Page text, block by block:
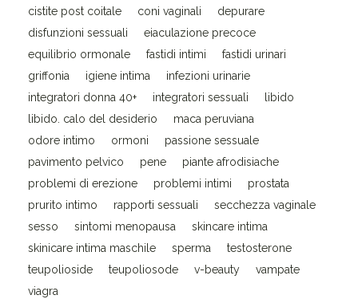
cistite post coitale
coni vaginali
depurare
disfunzioni sessuali
eiaculazione precoce
equilibrio ormonale
fastidi intimi
fastidi urinari
griffonia
igiene intima
infezioni urinarie
integratori donna 40+
integratori sessuali
libido
libido. calo del desiderio
maca peruviana
odore intimo
ormoni
passione sessuale
pavimento pelvico
pene
piante afrodisiache
problemi di erezione
problemi intimi
prostata
prurito intimo
rapporti sessuali
secchezza vaginale
sesso
sintomi menopausa
skincare intima
skinicare intima maschile
sperma
testosterone
teupolioside
teupoliosode v-beauty
vampate
viagra